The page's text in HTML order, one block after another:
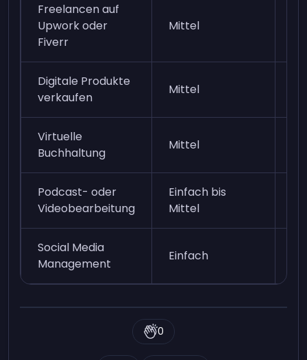
Freelancen auf
Upwork oder
Fiverr
Mittel
Digitale Produkte
verkaufen
Mittel
Virtuelle
Buchhaltung
Mittel
Podcast- oder
Videobearbeitung
Einfach bis
Mittel
Social Media
Management
Einfach
0